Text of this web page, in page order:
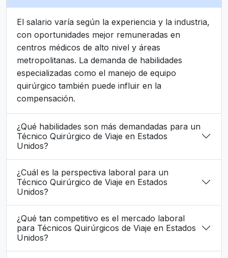
El salario varía según la experiencia y la industria,
con oportunidades mejor remuneradas en
centros médicos de alto nivel y áreas
metropolitanas. La demanda de habilidades
especializadas como el manejo de equipo
quirúrgico también puede influir en la
compensación.
¿Qué habilidades son más demandadas para un
Técnico Quirúrgico de Viaje en Estados
Unidos?
¿Cuál es la perspectiva laboral para un
Técnico Quirúrgico de Viaje en Estados
Unidos?
¿Qué tan competitivo es el mercado laboral
para Técnicos Quirúrgicos de Viaje en Estados
Unidos?